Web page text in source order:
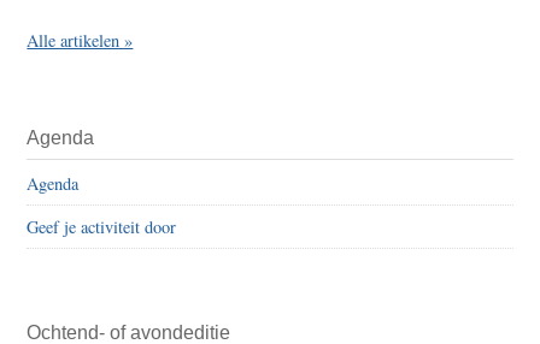
Alle artikelen »
Agenda
Agenda
Geef je activiteit door
Ochtend- of avondeditie